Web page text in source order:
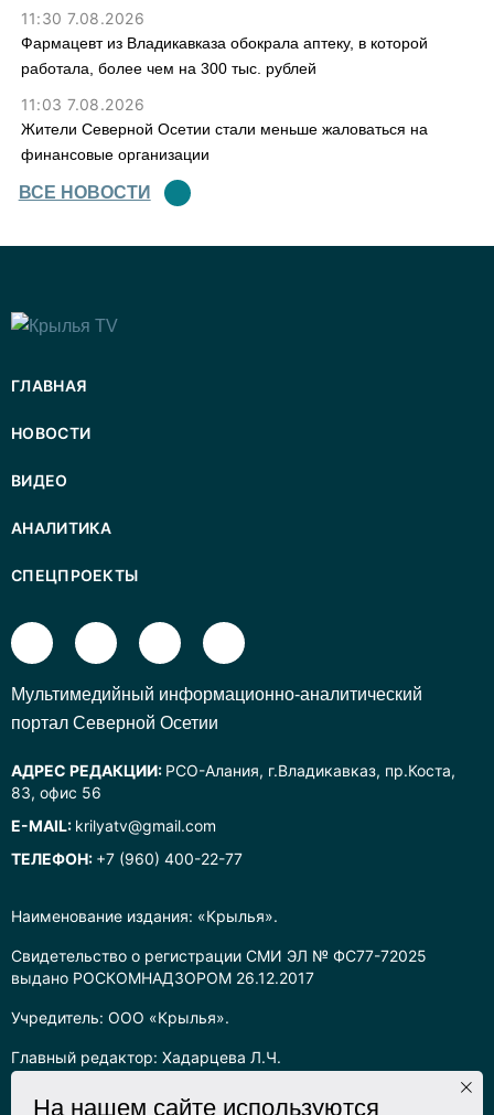
11:30 7.08.2026
Фармацевт из Владикавказа обокрала аптеку, в которой
работала, более чем на 300 тыс. рублей
11:03 7.08.2026
Жители Северной Осетии стали меньше жаловаться на
финансовые организации
ВСЕ НОВОСТИ
Наименование издания: «Крылья».
Свидетельство о регистрации СМИ ЭЛ № ФС77-72025
выдано РОСКОМНАДЗОРОМ 26.12.2017
Учредитель: ООО «Крылья».
Главный редактор: Хадарцева Л.Ч.
Информация на сайте предназначена для лиц старше 16 лет.
ГЛАВНАЯ
НОВОСТИ
ВИДЕО
АНАЛИТИКА
СПЕЦПРОЕКТЫ
Mультимедийный информационно-аналитический
портал Северной Осетии
АДРЕС РЕДАКЦИИ: РСО-Алания, г.Владикавказ, пр.Коста,
83, офис 56
E-MAIL: krilyatv@gmail.com
ТЕЛЕФОН: +7 (960) 400-22-77
На нашем сайте используются